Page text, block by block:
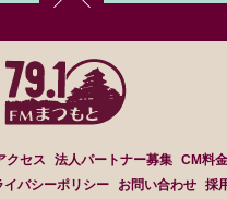
クセス 法人パートナー募集 CM料
イバシーポリシー お問い合わせ 採